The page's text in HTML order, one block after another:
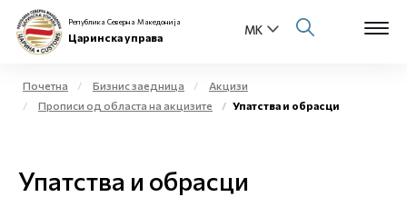
Физички лица
Република Северна Македонија
Царинска управа
Почетна Бизнис заедница
Акцизи
Прописи од областа на акцизите
Упатства и обрасци
Упатства и обрасци